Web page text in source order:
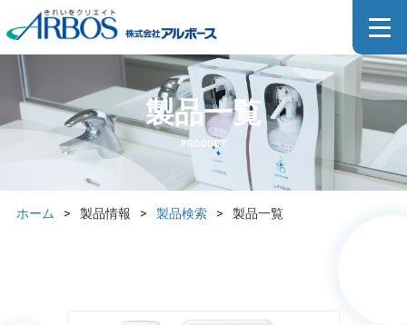
製品一覧
PRODUCT
ホーム > 製品情報 > 製品検索 > 製品一覧